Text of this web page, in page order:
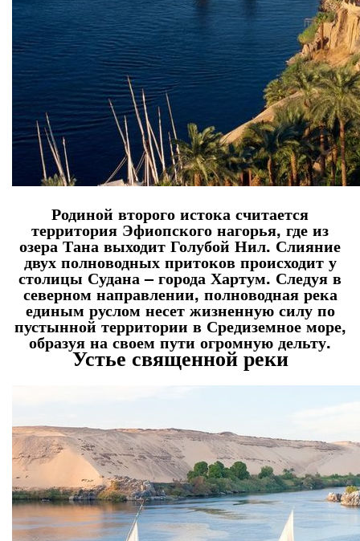
Родиной второго истока считается
территория Эфиопского нагорья, где из
озера Тана выходит Голубой Нил. Слияние
двух полноводных притоков происходит у
столицы Судана – города Хартум. Следуя в
северном направлении, полноводная река
единым руслом несет жизненную силу по
пустынной территории в Средиземное море,
образуя на своем пути огромную дельту.
Устье священной реки